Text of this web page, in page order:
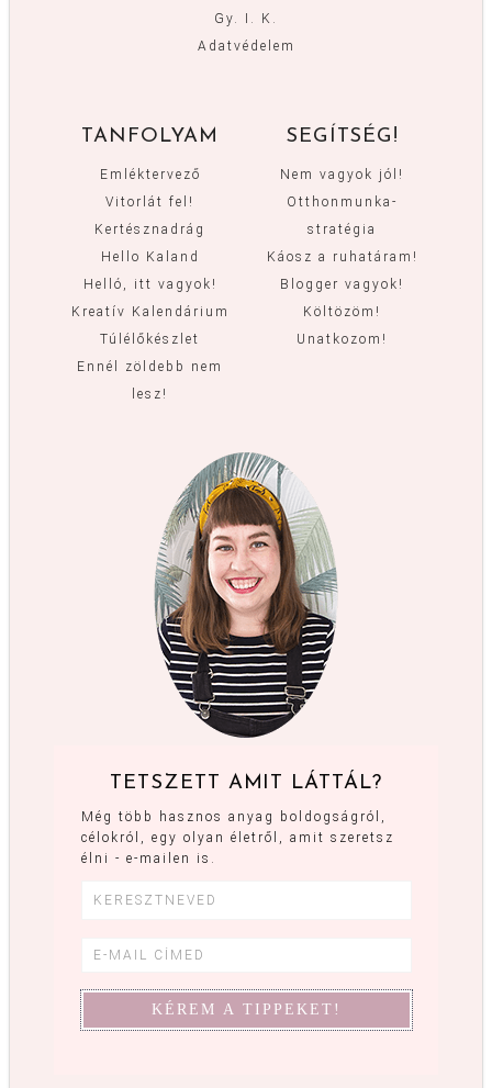
Gy. I. K.
Adatvédelem
TANFOLYAM
Emléktervező
Vitorlát fel!
Kertésznadrág
Hello Kaland
Helló, itt vagyok!
Kreatív Kalendárium
Túlélőkészlet
Ennél zöldebb nem
lesz!
SEGÍTSÉG!
Nem vagyok jól!
Otthonmunka-
stratégia
Káosz a ruhatáram!
Blogger vagyok!
Költözöm!
Unatkozom!
TETSZETT AMIT LÁTTÁL?
Még több hasznos anyag boldogságról,
célokról, egy olyan életről, amit szeretsz
élni - e-mailen is.